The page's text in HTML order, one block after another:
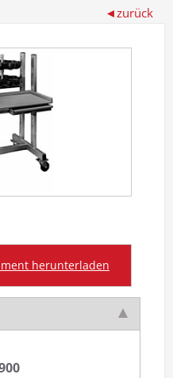
herunterladen